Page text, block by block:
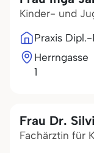
Kinder- und
Praxis
Herrngasse
1
Frau Dr.
Fachärztin für